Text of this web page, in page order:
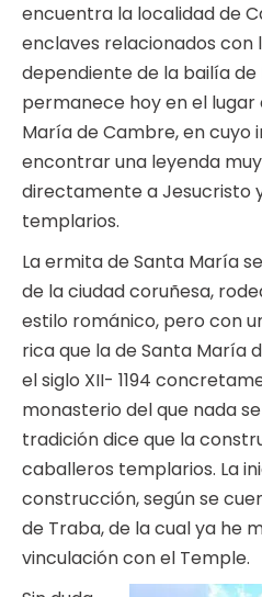
encuentra la localidad de
enclaves relacionados con
dependiente de la bailía de
permanece hoy en el lugar
María de Cambre, en cuyo
encontrar una leyenda
directamente a Jesucristo
templarios.
La ermita de Santa María
de la ciudad coruñesa,
estilo románico, pero con
rica que la de Santa María
el siglo XII- 1194
monasterio del que nada
tradición dice que la
caballeros templarios. La
construcción, según se
de Traba, de la cual ya he
vinculación con el Temple.